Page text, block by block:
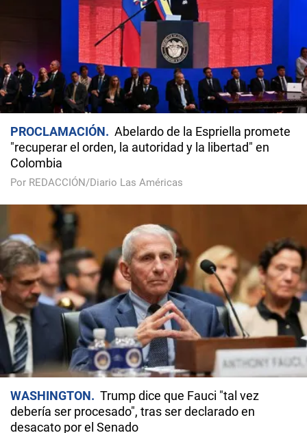
PROCLAMACIÓN
Abelardo de la Espriella promete
"recuperar el orden, la autoridad y la libertad" en
Colombia
Por REDACCIÓN/Diario Las Américas
WASHINGTON
Trump dice que Fauci "tal vez
debería ser procesado", tras ser declarado en
desacato por el Senado